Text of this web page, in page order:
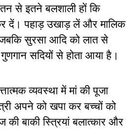
से इतने बलशाली हों कि
दें। पहाड़ उखाड़ लें और मालिक
जबकि सुरसा आदि को लात से
सदियों से होता आया है।
व्यवस्था में मां की पूजा
अपने को खपा कर बच्चों को
की बाकी स्त्रियां बलात्कार और